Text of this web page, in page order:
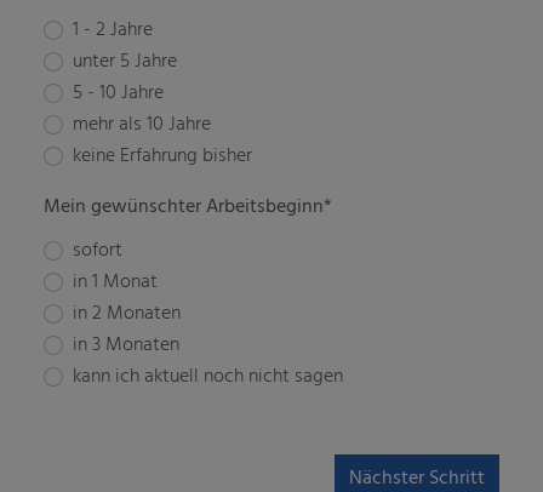
1 - 2 Jahre
unter 5 Jahre
5 - 10 Jahre
mehr als 10 Jahre
keine Erfahrung bisher
Mein gewünschter Arbeitsbeginn*
sofort
in 1 Monat
in 2 Monaten
in 3 Monaten
kann ich aktuell noch nicht sagen
Nächster Schritt